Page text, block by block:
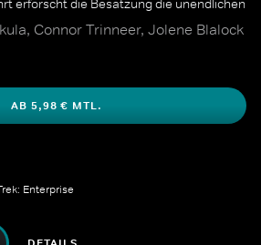
erforscht die Besatzung die unendlichen
ebnet den Weg für einen interstellaren
dem Captain sein Hund Porthos, die
T'Pol, der Chefingenieur Trip
Dr. Phlox zur Seite.
Connor Trinneer, Jolene Blalock
AB 5,98 € MTL.
Enterprise